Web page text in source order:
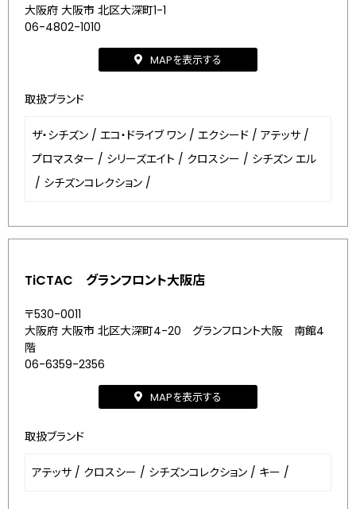
大阪府 大阪市 北区大深町1-1
06-4802-1010
MAPを表示する
取扱ブランド
ザ・シチズン / エコ・ドライブ ワン / エクシード / アテッサ /
プロマスター / シリーズエイト / クロスシー / シチズン エル
/ シチズンコレクション /
TiCTAC グランフロント大阪店
〒530-0011
大阪府 大阪市 北区大深町4-20 グランフロント大阪 南館4
階
06-6359-2356
MAPを表示する
取扱ブランド
アテッサ / クロスシー / シチズンコレクション / キー /